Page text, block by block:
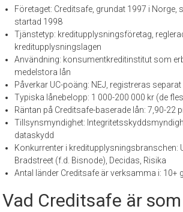
Företaget: Creditsafe, grundat 1997 i Norge,
startad 1998
Tjänstetyp: kreditupplysningsföretag,
kreditupplysningslagen
Användning: konsumentkreditinstitut som
medelstora lån
Påverkar UC-poäng: NEJ, registreras separat
Typiska lånebelopp: 1 000-200 000 kr (de
Räntan på Creditsafe-baserade lån: 7,90-22
Tillsynsmyndighet:
dataskydd
Konkurrenter i kreditupplysningsbranschen:
Bradstreet (f.d. Bisnode), Decidas, Risika
Antal länder Creditsafe är verksamma i: 10+
Vad Creditsafe är som